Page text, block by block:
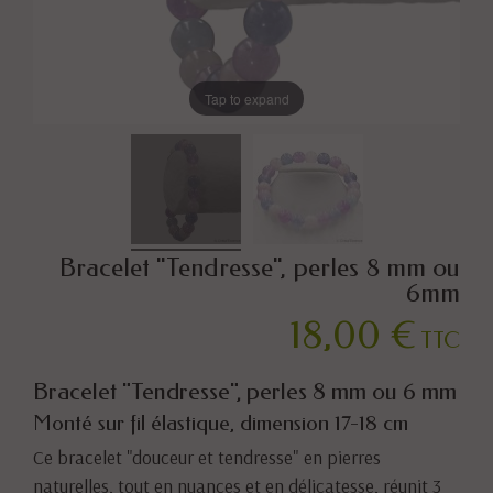
Tap to expand
Bracelet "Tendresse", perles 8 mm ou
6mm
18,00 € TTC
Bracelet "Tendresse", perles 8 mm ou 6 mm
Monté sur fil élastique, dimension 17-18 cm
Ce bracelet "douceur et tendresse" en pierres
naturelles, tout en nuances et en délicatesse, réunit 3